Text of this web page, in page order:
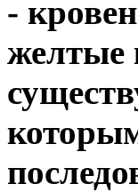
-
желтые